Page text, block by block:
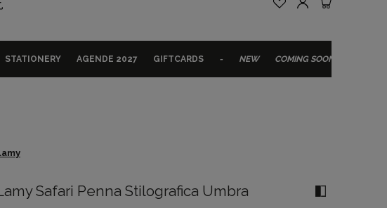
STATIONERY AGENDE 2027 GIFTCARDS NEW COMING SOON
Safari Penna Stilografica Umbra